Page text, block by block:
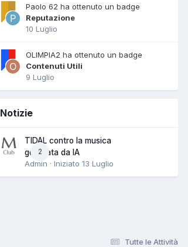
Paolo 62 ha ottenuto un badge
Reputazione
10 Luglio
OLIMPIA2 ha ottenuto un badge
Contenuti Utili
9 Luglio
Notizie
2
TIDAL contro la musica
generata da IA
Admin · Iniziato 13 Luglio
Tutte le Attività